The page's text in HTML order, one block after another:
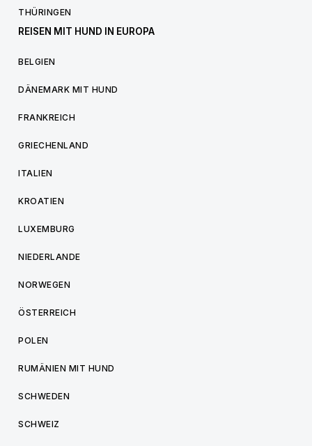
THÜRINGEN
REISEN MIT HUND IN EUROPA
BELGIEN
DÄNEMARK MIT HUND
FRANKREICH
GRIECHENLAND
ITALIEN
KROATIEN
LUXEMBURG
NIEDERLANDE
NORWEGEN
ÖSTERREICH
POLEN
RUMÄNIEN MIT HUND
SCHWEDEN
SCHWEIZ